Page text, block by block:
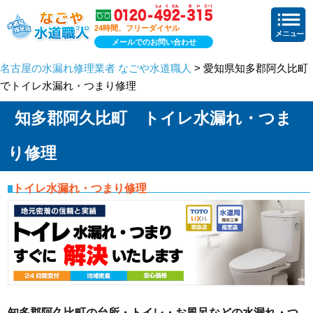
24時間、フリーダイヤル
メールでのお問い合わせ
名古屋の水漏れ修理業者 なごや水道職人 > 愛知県知多郡阿久比町
でトイレ水漏れ・つまり修理
知多郡阿久比町 トイレ水漏れ・つま
り修理
トイレ水漏れ・つまり修理